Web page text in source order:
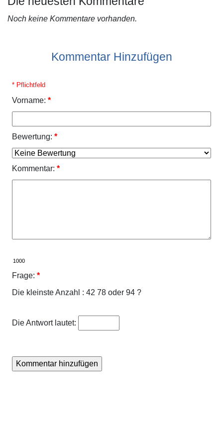
Noch keine Kommentare vorhanden.
Kommentar Hinzufügen
* Pflichtfeld
Vorname: *
Bewertung: *
Kommentar: *
Frage: *
Die kleinste Anzahl : 42 78 oder 94 ?
Die Antwort lautet: